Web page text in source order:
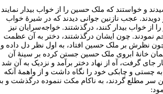
و خواستند که ملک حسین را از خواب بیدار
دویدند. عجب نازنین جوانی دیدند که در شیرۀ خواب
از خواب بیدار کنند، درگذشتند. خواجه‌سرایان نیز
نمودند. چون ایشان درگذشتند، دختر به آن عظمت
نظرش بر ملک حسین افتاد، به اول نظر دل داده و
خانۀ ابروی ملک حسین جستن کرده بر سینۀ آن
جای گرفت، آه از نهاد دختر برآمد و نزدیک به آن شد
به چستی و چابکی خود را نگاه داشت و از واهمۀ آنکه
سر مطلع گردند، به ناکام مکث ننموده درگذشت و